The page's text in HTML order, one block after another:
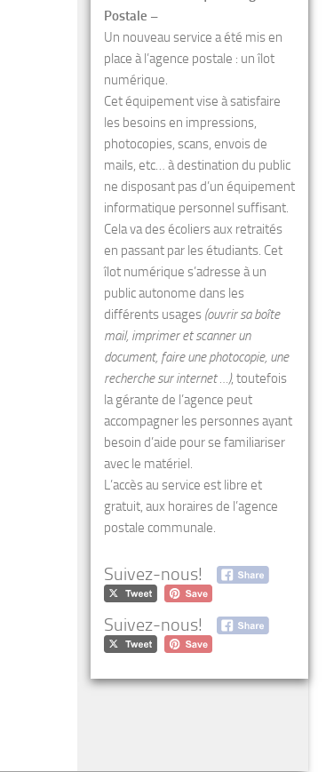
Postale –
Un nouveau service a été mis en
place à l’agence postale : un îlot
numérique.
Cet équipement vise à satisfaire
les besoins en impressions,
photocopies, scans, envois de
mails, etc… à destination du public
ne disposant pas d’un équipement
informatique personnel suffisant.
Cela va des écoliers aux retraités
en passant par les étudiants. Cet
îlot numérique s’adresse à un
public autonome dans les
différents usages (ouvrir sa boîte
mail, imprimer et scanner un
document, faire une photocopie, une
recherche sur internet …), toutefois
la gérante de l’agence peut
accompagner les personnes ayant
besoin d’aide pour se familiariser
avec le matériel.
L’accès au service est libre et
gratuit, aux horaires de l’agence
postale communale.
Suivez-nous!
Suivez-nous!